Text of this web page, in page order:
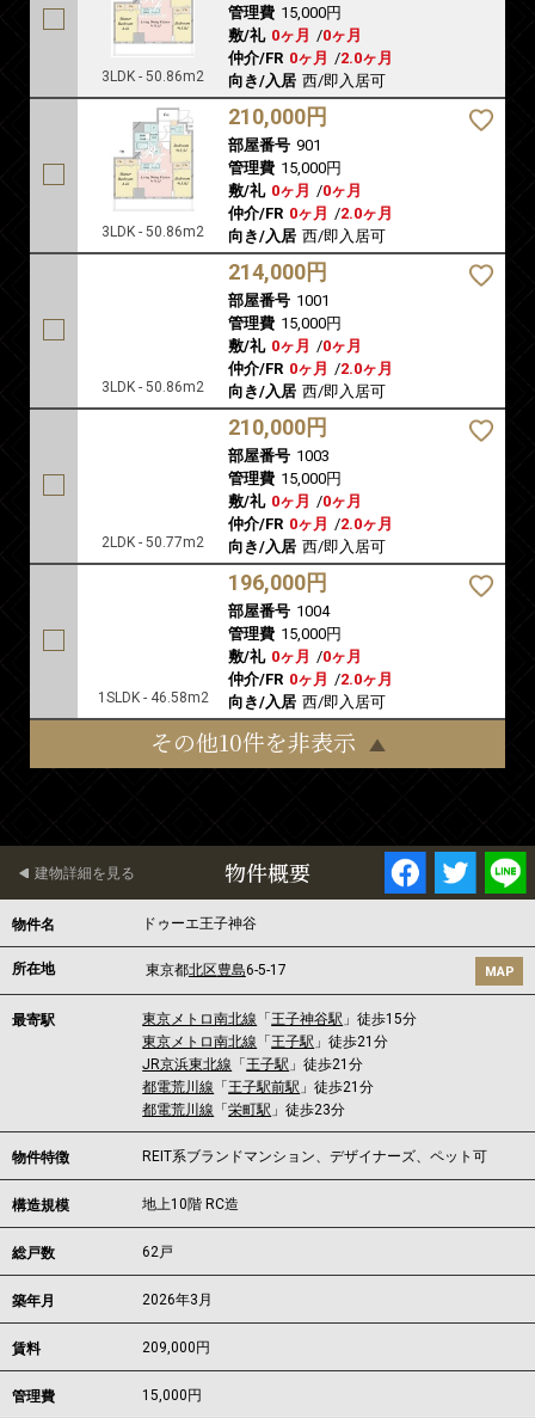
3LDK - 50.86m2
管理費 15,000円
敷/礼 0ヶ月 /0ヶ月
仲介/FR 0ヶ月 /2.0ヶ月
向き/入居 西/即入居可
3LDK - 50.86m2
210,000円
部屋番号 901
管理費 15,000円
敷/礼 0ヶ月 /0ヶ月
仲介/FR 0ヶ月 /2.0ヶ月
向き/入居 西/即入居可
3LDK - 50.86m2
214,000円
部屋番号 1001
管理費 15,000円
敷/礼 0ヶ月 /0ヶ月
仲介/FR 0ヶ月 /2.0ヶ月
向き/入居 西/即入居可
2LDK - 50.77m2
210,000円
部屋番号 1003
管理費 15,000円
敷/礼 0ヶ月 /0ヶ月
仲介/FR 0ヶ月 /2.0ヶ月
向き/入居 西/即入居可
1SLDK - 46.58m2
196,000円
部屋番号 1004
管理費 15,000円
敷/礼 0ヶ月 /0ヶ月
仲介/FR 0ヶ月 /2.0ヶ月
向き/入居 西/即入居可
その他10件を非表示
物件概要
建物詳細を見る
物件名 ドゥーエ王子神谷
所在地 東京都北区豊島6-5-17 MAP
最寄駅 東京メトロ南北線 「王子神谷駅 」徒歩15分
東京メトロ南北線 「王子駅 」徒歩21分
JR京浜東北線 「王子駅 」徒歩21分
都電荒川線 「王子駅前駅 」徒歩21分
都電荒川線 「栄町駅 」徒歩23分
物件特徴 REIT系ブランドマンション、デザイナーズ、ペット可
構造規模 地上10階 RC造
総戸数 62戸
築年月 2026年3月
賃料 209,000 円
管理費 15,000円